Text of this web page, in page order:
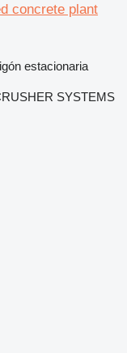
concrete plant
estacionaria
SYSTEMS